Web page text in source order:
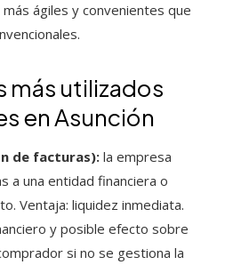
ágiles y convenientes que
más utilizados
en Asunción
de facturas): la empresa
a una entidad financiera o
Ventaja: liquidez inmediata.
y posible efecto sobre
si no se gestiona la